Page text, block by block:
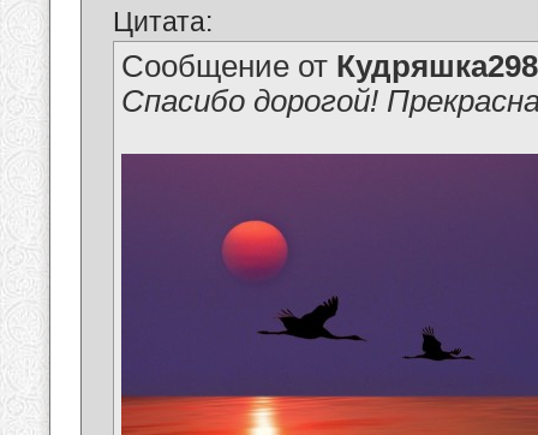
Цитата:
Сообщение от Кудряшка298
Спасибо дорогой!